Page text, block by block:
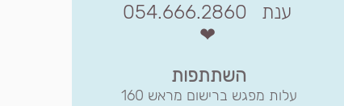
ענת 054.666.2860
❤​
השתתפות
עלות מפגש ברישום מראש 160